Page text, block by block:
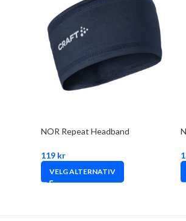
NOR Repeat Headband
119 kr
VELG ALTERNATIV